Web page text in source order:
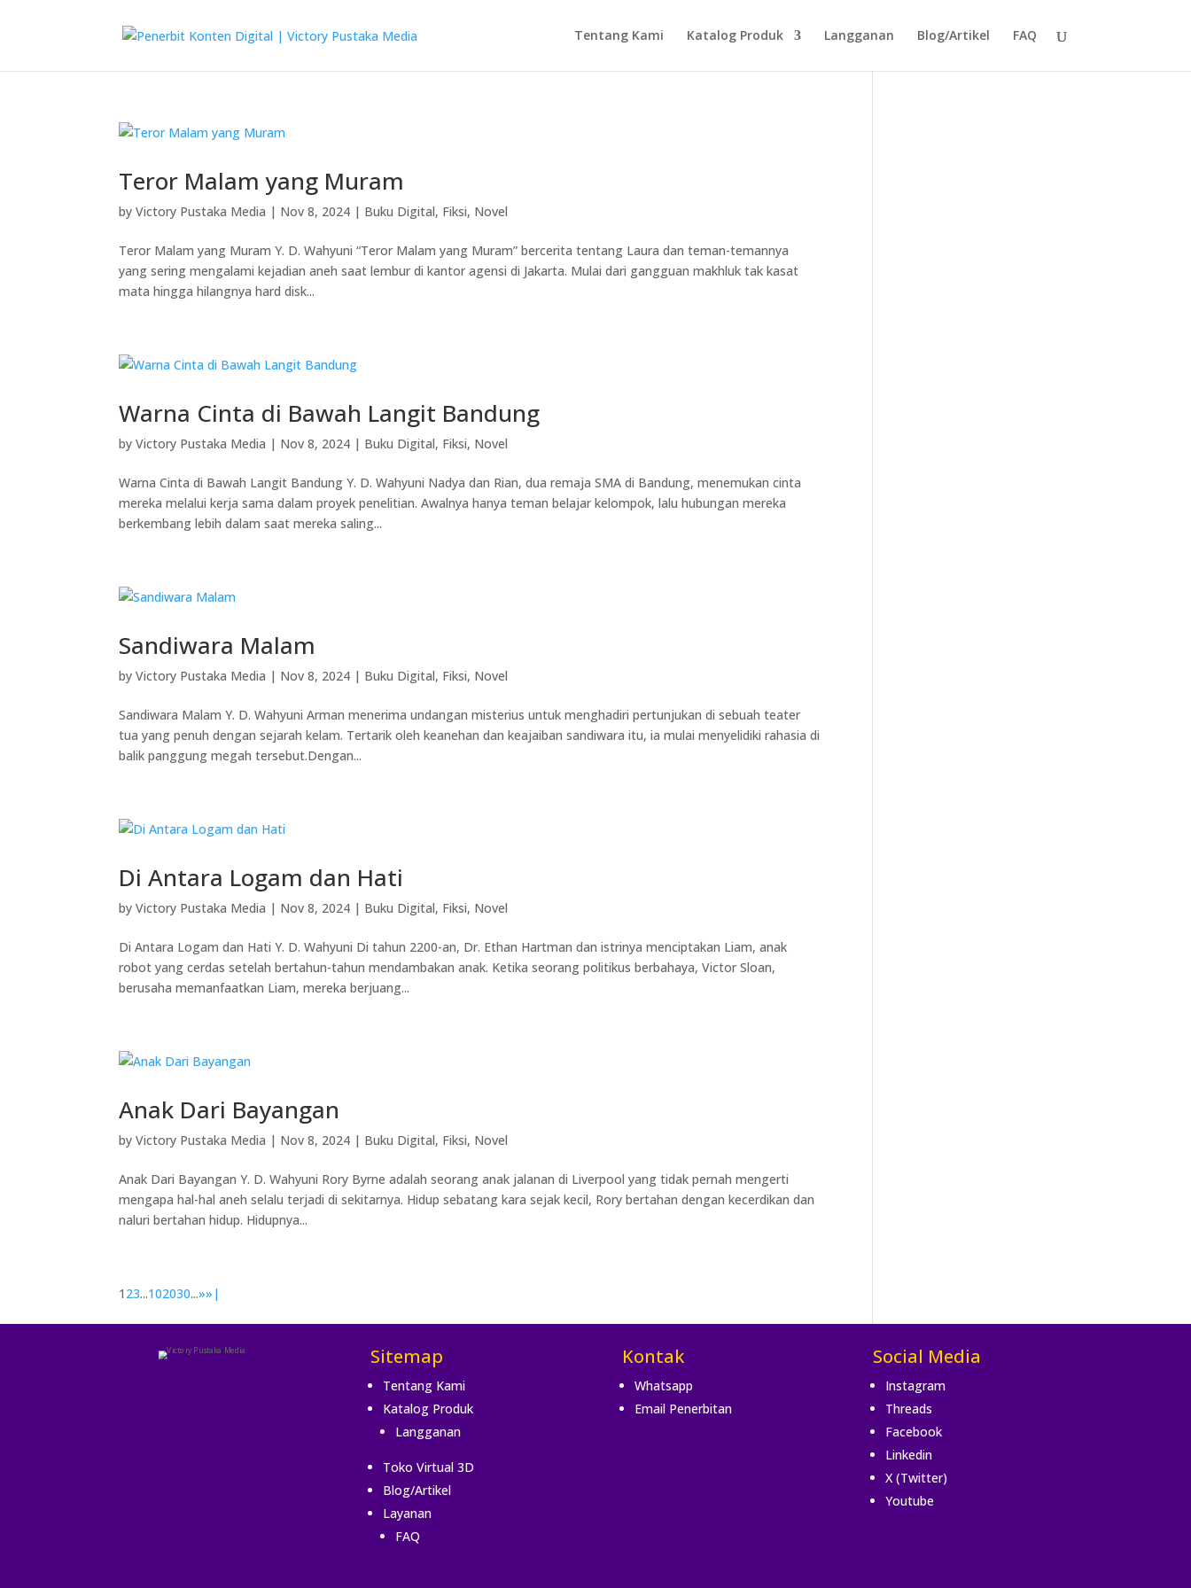
Tentang Kami Katalog Produk Langganan Blog/Artikel FAQ
Teror Malam yang Muram
byVictory Pustaka Media | Nov 8, 2024 | Buku Digital, Fiksi, Novel
Teror Malam yang Muram Y. D. Wahyuni “Teror Malam yang Muram” bercerita tentang Laura dan teman-temannya
yang sering mengalami kejadian aneh saat lembur di kantor agensi di Jakarta. Mulai dari gangguan makhluk tak kasat
mata hingga hilangnya hard disk...
Warna Cinta di Bawah Langit Bandung
byVictory Pustaka Media | Nov 8, 2024 | Buku Digital, Fiksi, Novel
Warna Cinta di Bawah Langit Bandung Y. D. Wahyuni Nadya dan Rian, dua remaja SMA di Bandung, menemukan cinta
mereka melalui kerja sama dalam proyek penelitian. Awalnya hanya teman belajar kelompok, lalu hubungan mereka
berkembang lebih dalam saat mereka saling...
Sandiwara Malam
byVictory Pustaka Media | Nov 8, 2024 | Buku Digital, Fiksi, Novel
Sandiwara Malam Y. D. Wahyuni Arman menerima undangan misterius untuk menghadiri pertunjukan di sebuah teater
tua yang penuh dengan sejarah kelam. Tertarik oleh keanehan dan keajaiban sandiwara itu, ia mulai menyelidiki rahasia di
balik panggung megah tersebut.Dengan...
Di Antara Logam dan Hati
byVictory Pustaka Media | Nov 8, 2024 | Buku Digital, Fiksi, Novel
Di Antara Logam dan Hati Y. D. Wahyuni Di tahun 2200-an, Dr. Ethan Hartman dan istrinya menciptakan Liam, anak
robot yang cerdas setelah bertahun-tahun mendambakan anak. Ketika seorang politikus berbahaya, Victor Sloan,
berusaha memanfaatkan Liam, mereka berjuang...
Anak Dari Bayangan
byVictory Pustaka Media | Nov 8, 2024 | Buku Digital, Fiksi, Novel
Anak Dari Bayangan Y. D. Wahyuni Rory Byrne adalah seorang anak jalanan di Liverpool yang tidak pernah mengerti
mengapa hal-hal aneh selalu terjadi di sekitarnya. Hidup sebatang kara sejak kecil, Rory bertahan dengan kecerdikan dan
naluri bertahan hidup. Hidupnya...
1 23...102030...»»|
Sitemap
Tentang Kami
Katalog Produk
Langganan
Toko Virtual 3D
Blog/Artikel
Layanan
FAQ
Kontak
Whatsapp
Email Penerbitan
Social Media
Instagram
Threads
Facebook
Linkedin
X (Twitter)
Youtube